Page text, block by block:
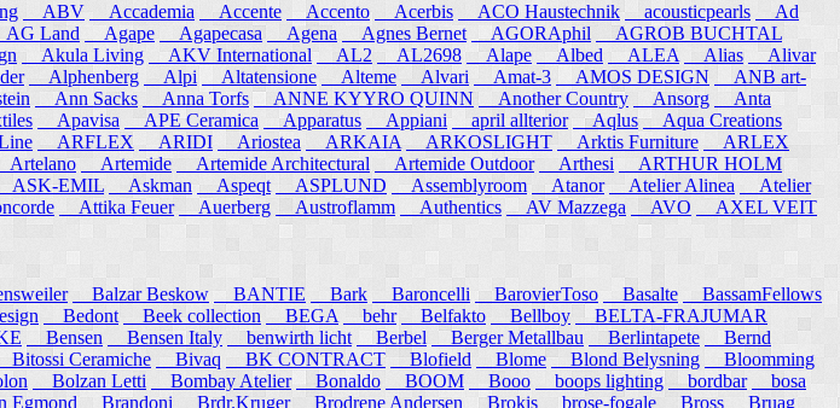
ABV Accademia Accente Accento Acerbis ACO Haustechnik acousticpearls
Ad
Land Agape Agapecasa Agena Agnes Bernet AGORAphil
AGROB BUCHTAL
Akula Living AKV International AL2 AL2698 Alape Albed ALEA Alias
Alivar
Alphenberg Alpi Altatensione Alteme Alvari Amat-3 AMOS DESIGN
ANB art-
Ann Sacks Anna Torfs ANNE KYYRO QUINN Another Country Ansorg
Anta
Apavisa APE Ceramica Apparatus Appiani april allterior Aqlus Aqua Creations
ARFLEX ARIDI Ariostea ARKAIA ARKOSLIGHT Arktis Furniture
ARLEX
Artelano Artemide Artemide Architectural Artemide Outdoor Arthesi
ARTHUR HOLM
ASK-EMIL Askman Aspeqt ASPLUND Assemblyroom Atanor Atelier Alinea
Atelier
Attika Feuer Auerberg Austroflamm Authentics AV Mazzega AVO
AXEL VEIT
Balzar Beskow BANTIE Bark Baroncelli BarovierToso Basalte
BassamFellows
Bedont Beek collection BEGA behr Belfakto Bellboy
BELTA-FRAJUMAR
Bensen Bensen Italy benwirth licht Berbel Berger Metallbau Berlintapete
Bernd
Bitossi Ceramiche Bivaq BK CONTRACT Blofield Blome Blond Belysning
Bloomming
Bolzan Letti Bombay Atelier Bonaldo BOOM Booo boops lighting bordbar
bosa
Egmond Brandoni Brdr.Kruger Brodrene Andersen Brokis brose-fogale Bross Bruag